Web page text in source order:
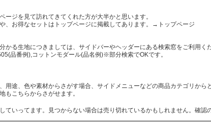
ージを見て訪れてきてくれた方が大半かと思います。
、お得なセットはトップページに掲載してあります。
→トップページ
かる生地につきましては、サイドバーやヘッダーにある検索窓をご利用く
品番例),コットンモダール(品名例)※部分検索でOKです。
用途、色や素材からさがす場合、サイドメニューなどの商品カテゴリから
もこちらからさがせます。
いってます。見つからない場合は売り切れているかもしれません。確認